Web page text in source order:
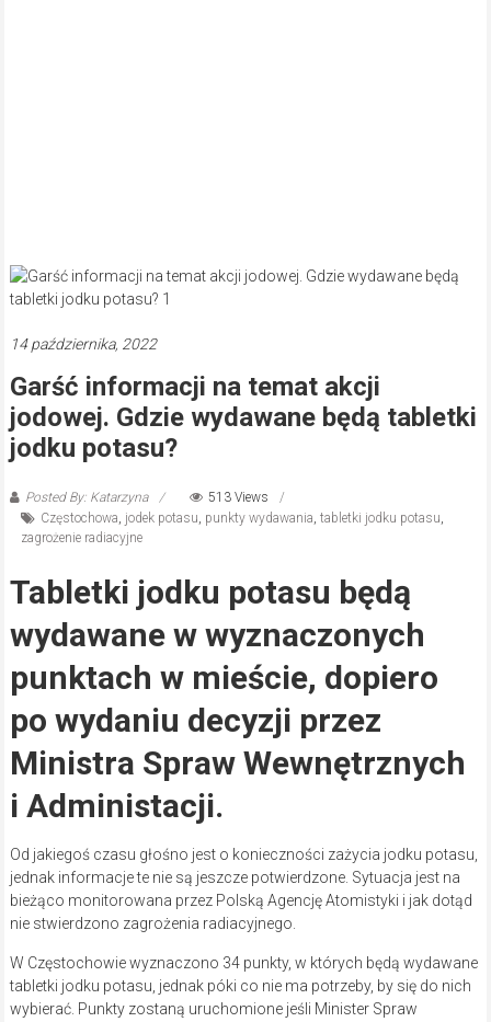
14 października, 2022
Garść informacji na temat akcji
jodowej. Gdzie wydawane będą tabletki
jodku potasu?
Posted By: Katarzyna
513 Views
Częstochowa, jodek potasu, punkty wydawania, tabletki jodku potasu,
zagrożenie radiacyjne
Tabletki jodku potasu będą
wydawane w wyznaczonych
punktach w mieście, dopiero
po wydaniu decyzji przez
Ministra Spraw Wewnętrznych
i Administacji.
Od jakiegoś czasu głośno jest o konieczności zażycia jodku potasu,
jednak informacje te nie są jeszcze potwierdzone. Sytuacja jest na
bieżąco monitorowana przez Polską Agencję Atomistyki i jak dotąd
nie stwierdzono zagrożenia radiacyjnego.
W Częstochowie wyznaczono 34 punkty, w których będą wydawane
tabletki jodku potasu, jednak póki co nie ma potrzeby, by się do nich
wybierać. Punkty zostaną uruchomione jeśli Minister Spraw